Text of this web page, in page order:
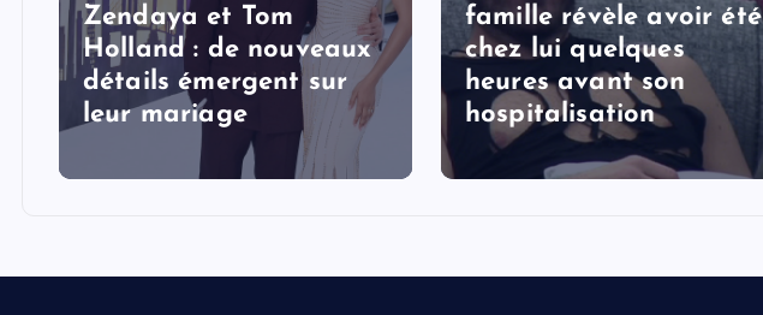
Zendaya et Tom
Holland : de nouveaux
détails émergent sur
leur mariage
famille révèle avoir été
chez lui quelques
heures avant son
hospitalisation